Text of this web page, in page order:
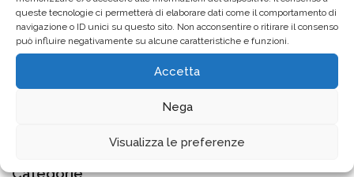
queste tecnologie ci permetterà di elaborare dati come il comportamento di
navigazione o ID unici su questo sito. Non acconsentire o ritirare il consenso
può influire negativamente su alcune caratteristiche e funzioni.
Accetta
Nega
Visualizza le preferenze
Rinvio dello Screening Uditivo gratuito
causa ondata di calore